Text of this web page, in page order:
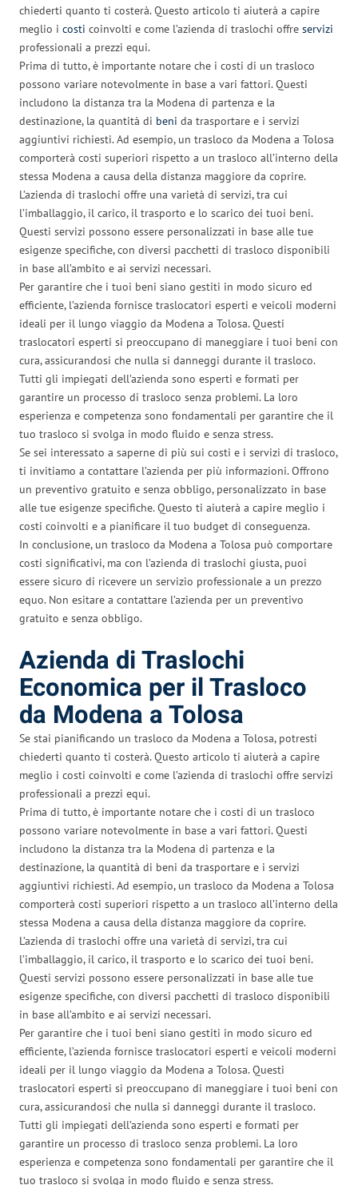
chiederti quanto ti costerà. Questo articolo ti aiuterà a capire
meglio i costi coinvolti e come l’azienda di traslochi offre servizi
professionali a prezzi equi.
Prima di tutto, è importante notare che i costi di un trasloco
possono variare notevolmente in base a vari fattori. Questi
includono la distanza tra la Modena di partenza e la
destinazione, la quantità di beni da trasportare e i servizi
aggiuntivi richiesti. Ad esempio, un trasloco da Modena a Tolosa
comporterà costi superiori rispetto a un trasloco all’interno della
stessa Modena a causa della distanza maggiore da coprire.
L’azienda di traslochi offre una varietà di servizi, tra cui
l’imballaggio, il carico, il trasporto e lo scarico dei tuoi beni.
Questi servizi possono essere personalizzati in base alle tue
esigenze specifiche, con diversi pacchetti di trasloco disponibili
in base all’ambito e ai servizi necessari.
Per garantire che i tuoi beni siano gestiti in modo sicuro ed
efficiente, l’azienda fornisce traslocatori esperti e veicoli moderni
ideali per il lungo viaggio da Modena a Tolosa. Questi
traslocatori esperti si preoccupano di maneggiare i tuoi beni con
cura, assicurandosi che nulla si danneggi durante il trasloco.
Tutti gli impiegati dell’azienda sono esperti e formati per
garantire un processo di trasloco senza problemi. La loro
esperienza e competenza sono fondamentali per garantire che il
tuo trasloco si svolga in modo fluido e senza stress.
Se sei interessato a saperne di più sui costi e i servizi di trasloco,
ti invitiamo a contattare l’azienda per più informazioni. Offrono
un preventivo gratuito e senza obbligo, personalizzato in base
alle tue esigenze specifiche. Questo ti aiuterà a capire meglio i
costi coinvolti e a pianificare il tuo budget di conseguenza.
In conclusione, un trasloco da Modena a Tolosa può comportare
costi significativi, ma con l’azienda di traslochi giusta, puoi
essere sicuro di ricevere un servizio professionale a un prezzo
equo. Non esitare a contattare l’azienda per un preventivo
gratuito e senza obbligo.
Azienda di Traslochi
Economica per il Trasloco
da Modena a Tolosa
Se stai pianificando un trasloco da Modena a Tolosa, potresti
chiederti quanto ti costerà. Questo articolo ti aiuterà a capire
meglio i costi coinvolti e come l’azienda di traslochi offre servizi
professionali a prezzi equi.
Prima di tutto, è importante notare che i costi di un trasloco
possono variare notevolmente in base a vari fattori. Questi
includono la distanza tra la Modena di partenza e la
destinazione, la quantità di beni da trasportare e i servizi
aggiuntivi richiesti. Ad esempio, un trasloco da Modena a Tolosa
comporterà costi superiori rispetto a un trasloco all’interno della
stessa Modena a causa della distanza maggiore da coprire.
L’azienda di traslochi offre una varietà di servizi, tra cui
l’imballaggio, il carico, il trasporto e lo scarico dei tuoi beni.
Questi servizi possono essere personalizzati in base alle tue
esigenze specifiche, con diversi pacchetti di trasloco disponibili
in base all’ambito e ai servizi necessari.
Per garantire che i tuoi beni siano gestiti in modo sicuro ed
efficiente, l’azienda fornisce traslocatori esperti e veicoli moderni
ideali per il lungo viaggio da Modena a Tolosa. Questi
traslocatori esperti si preoccupano di maneggiare i tuoi beni con
cura, assicurandosi che nulla si danneggi durante il trasloco.
Tutti gli impiegati dell’azienda sono esperti e formati per
garantire un processo di trasloco senza problemi. La loro
esperienza e competenza sono fondamentali per garantire che il
tuo trasloco si svolga in modo fluido e senza stress.